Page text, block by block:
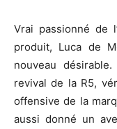
Vrai passionné de
produit, Luca de
nouveau
revival de la R5,
offensive de la
aussi donné un